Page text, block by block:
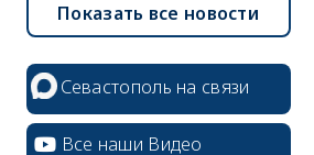
Показать все новости
Севастополь на связи
Все наши Видео